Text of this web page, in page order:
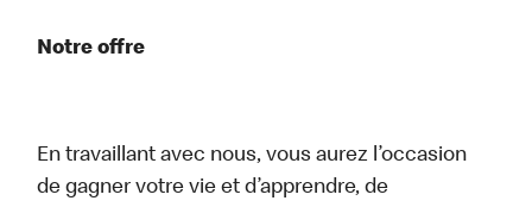
Notre offre
En travaillant avec nous, vous aurez l’occasion
de gagner votre vie et d’apprendre, de